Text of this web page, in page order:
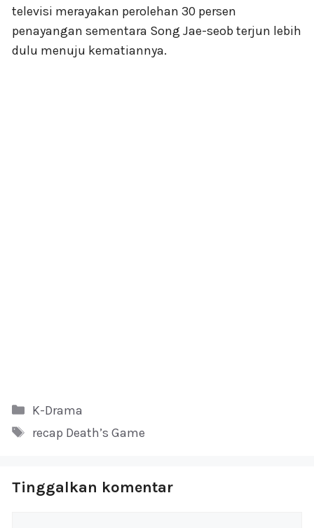
televisi merayakan perolehan 30 persen
penayangan sementara Song Jae-seob terjun lebih
dulu menuju kematiannya.
Kategori
K-Drama
Tag
recap Death’s Game
Tinggalkan komentar